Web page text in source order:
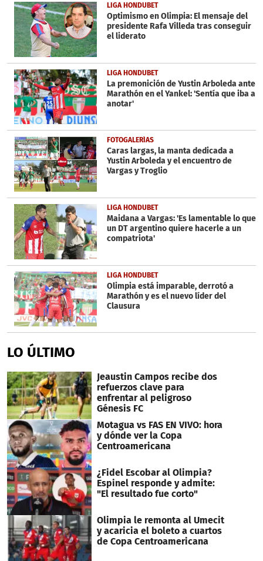
LIGA HONDUBET
Optimismo en Olimpia: El mensaje del
presidente Rafa Villeda tras conseguir
el liderato
LIGA HONDUBET
La premonición de Yustin Arboleda ante
Marathón en el Yankel: 'Sentía que iba a
anotar'
FOTOGALERÍAS
Caras largas, la manta dedicada a
Yustin Arboleda y el encuentro de
Vargas y Troglio
LIGA HONDUBET
Maidana a Vargas: 'Es lamentable lo que
un DT argentino quiere hacerle a un
compatriota'
LIGA HONDUBET
Olimpia está imparable, derrotó a
Marathón y es el nuevo líder del
Clausura
LO ÚLTIMO
Jeaustin Campos recibe dos
refuerzos clave para
enfrentar al peligroso
Génesis FC
Motagua vs FAS EN VIVO: hora
y dónde ver la Copa
Centroamericana
¿Fidel Escobar al Olimpia?
Espinel responde y admite:
"El resultado fue corto"
Olimpia le remonta al Umecit
y acaricia el boleto a cuartos
de Copa Centroamericana